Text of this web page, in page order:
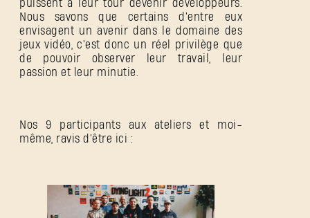
puissent à leur tour devenir développeurs.
Nous savons que certains d'entre eux
envisagent un avenir dans le domaine des
jeux vidéo, c'est donc un réel privilège que
de pouvoir observer leur travail, leur
passion et leur minutie.
Nos 9 participants aux ateliers et moi-
même, ravis d'être ici :